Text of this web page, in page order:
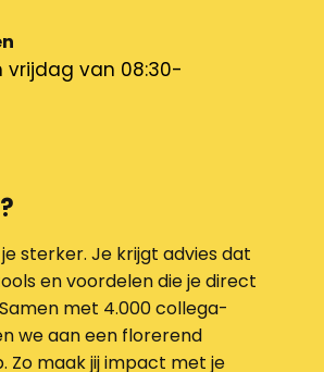
van 08:30-
sterker. Je krijgt advies dat
en voordelen die je direct
met 4.000 collega-
we aan een florerend
Zo maak jij impact met je